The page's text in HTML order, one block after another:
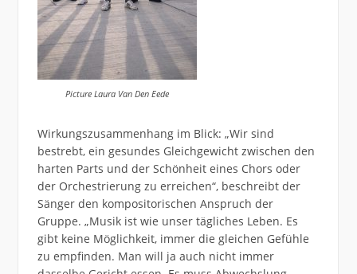
Picture Laura Van Den Eede
Wirkungszusammenhang im Blick: „Wir sind
bestrebt, ein gesundes Gleichgewicht zwischen den
harten Parts und der Schönheit eines Chors oder
der Orchestrierung zu erreichen“, beschreibt der
Sänger den kompositorischen Anspruch der
Gruppe. „Musik ist wie unser tägliches Leben. Es
gibt keine Möglichkeit, immer die gleichen Gefühle
zu empfinden. Man will ja auch nicht immer